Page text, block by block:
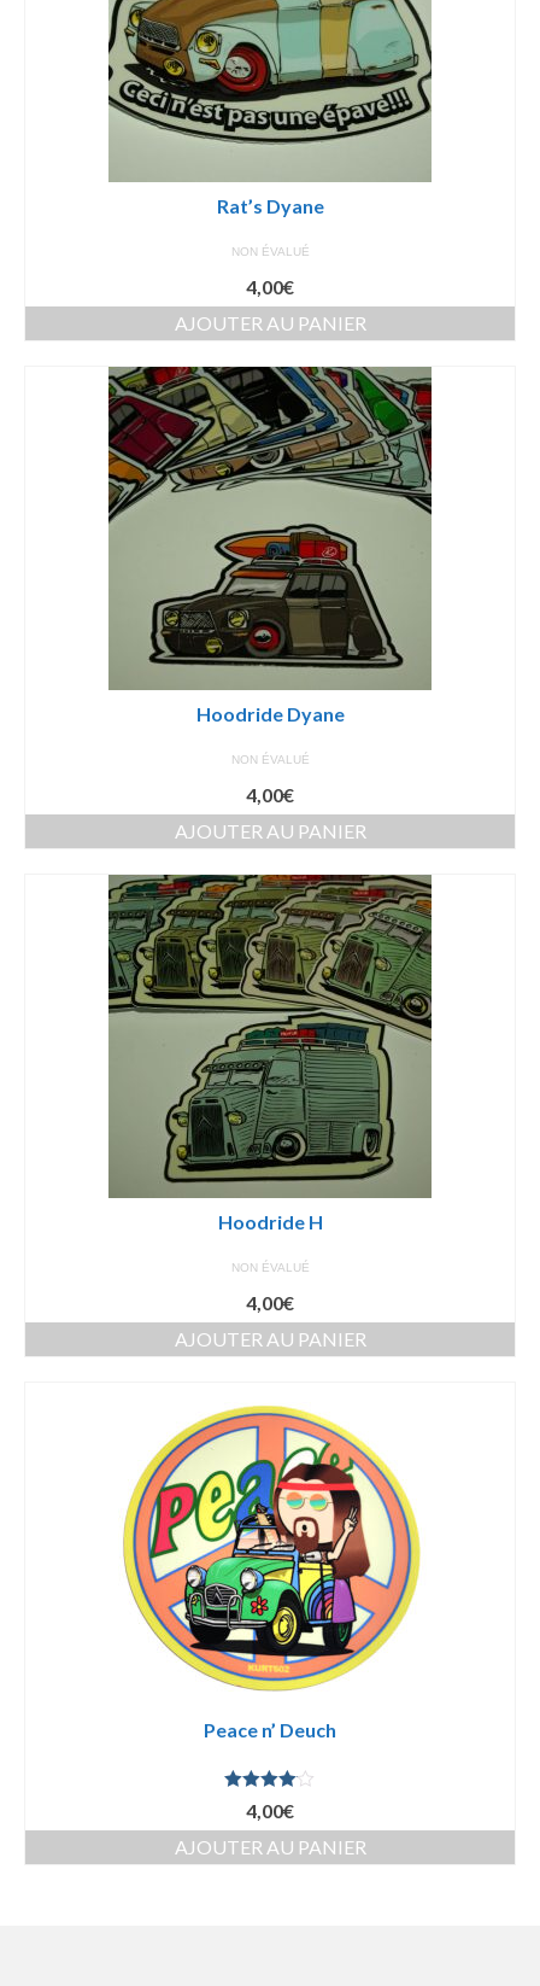
Rat’s Dyane
NON ÉVALUÉ
4,00€
AJOUTER AU PANIER
Hoodride Dyane
NON ÉVALUÉ
4,00€
AJOUTER AU PANIER
Hoodride H
NON ÉVALUÉ
4,00€
AJOUTER AU PANIER
Peace n’ Deuch
Note4.00
sur 5
4,00€
AJOUTER AU PANIER